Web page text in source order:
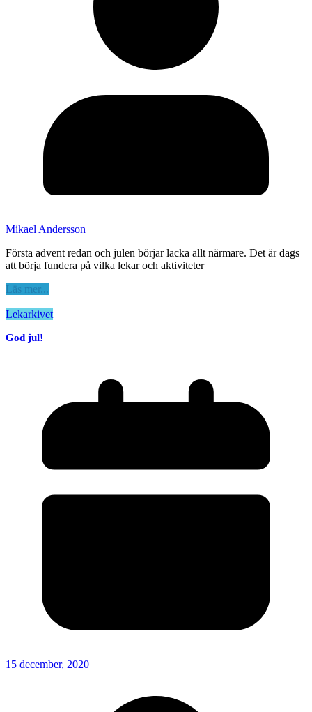
Mikael Andersson
Första advent redan och julen börjar lacka allt närmare. Det är dags
att börja fundera på vilka lekar och aktiviteter
Läs mer...
Lekarkivet
God jul!
15 december, 2020